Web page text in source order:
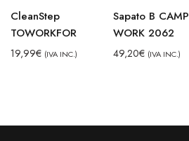
CleanStep
TOWORKFOR
19,99€ (IVA INC.)
Sapato B CAMP
WORK 2062
49,20€ (IVA INC.)